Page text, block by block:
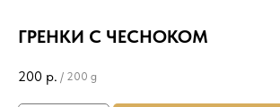
ГРЕНКИ С ЧЕСНОКОМ
200 р. / 200 g